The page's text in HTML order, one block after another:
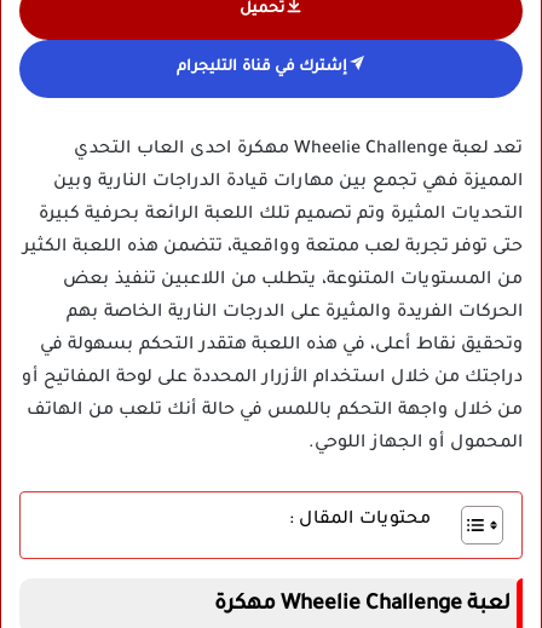
تحميل
إشترك في قناة التليجرام
تعد لعبة Wheelie Challenge مهكرة احدى العاب التحدي
المميزة فهي تجمع بين مهارات قيادة الدراجات النارية وبين
التحديات المثيرة وتم تصميم تلك اللعبة الرائعة بحرفية كبيرة
حتى توفر تجربة لعب ممتعة وواقعية، تتضمن هذه اللعبة الكثير
من المستويات المتنوعة، يتطلب من اللاعبين تنفيذ بعض
الحركات الفريدة والمثيرة على الدرجات النارية الخاصة بهم
وتحقيق نقاط أعلى، في هذه اللعبة هتقدر التحكم بسهولة في
دراجتك من خلال استخدام الأزرار المحددة على لوحة المفاتيح أو
من خلال واجهة التحكم باللمس في حالة أنك تلعب من الهاتف
المحمول أو الجهاز اللوحي.
محتويات المقال :
لعبة Wheelie Challenge مهكرة